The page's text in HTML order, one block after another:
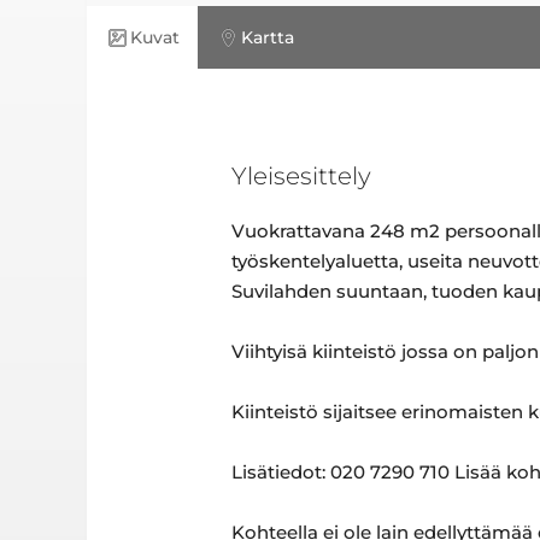
Kuvat Kartta
Yleisesittely
Vuokrattavana 248 m2
työskentelyaluetta, useita
Suvilahden suuntaan, tuoden
Viihtyisä kiinteistö jossa on
Kiinteistö sijaitsee erinomaisten
Lisätiedot: 020 7290 710 Lisää
Kohteella ei ole lain